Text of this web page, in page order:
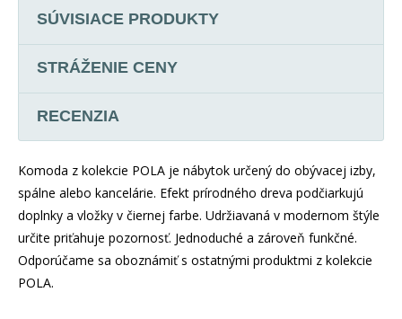
SÚVISIACE PRODUKTY
STRÁŽENIE CENY
RECENZIA
Komoda z kolekcie POLA je nábytok určený do obývacej izby,
spálne alebo kancelárie. Efekt prírodného dreva podčiarkujú
doplnky a vložky v čiernej farbe. Udržiavaná v modernom štýle
určite priťahuje pozornosť. Jednoduché a zároveň funkčné.
Odporúčame sa oboznámiť s ostatnými produktmi z kolekcie
POLA.